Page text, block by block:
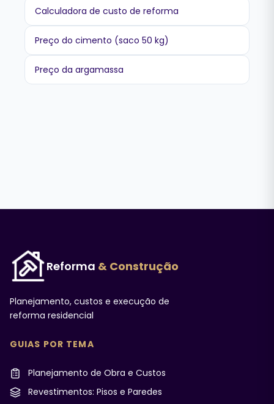
Calculadora de custo de reforma
Preço do cimento (saco 50 kg)
Preço da argamassa
Reforma & Construção
Planejamento, custos e execução de
reforma residencial
GUIAS POR TEMA
Planejamento de Obra e Custos
Revestimentos: Pisos e Paredes